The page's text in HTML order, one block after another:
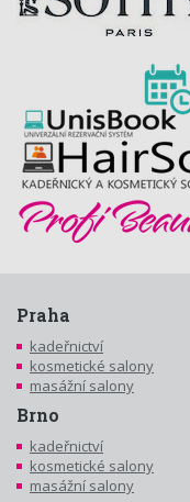
Praha
kadeřnictví
kosmetické salony
masážní salony
Brno
kadeřnictví
kosmetické salony
masážní salony